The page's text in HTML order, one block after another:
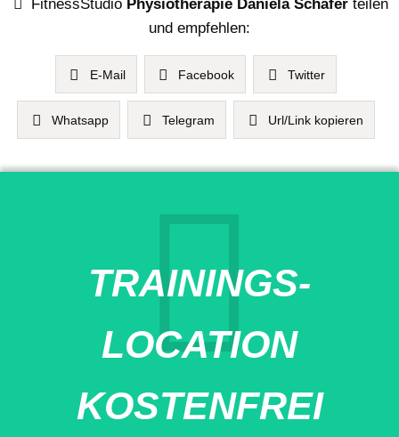
und empfehlen:
E-Mail Facebook Twitter
Whatsapp Telegram Url/Link kopieren
TRAININGS-
LOCATION
KOSTENFREI